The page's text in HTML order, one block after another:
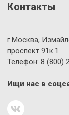
Контакты
г.Москва,
проспект 91к.1
Телефон: 8 (800)
Ищи нас в